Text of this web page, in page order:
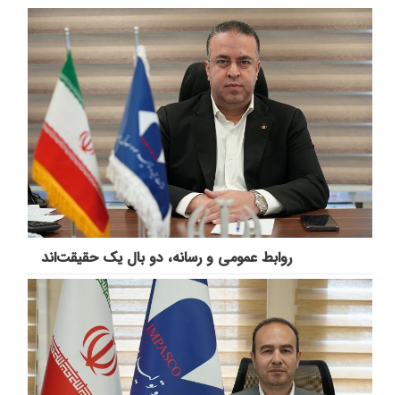
روابط عمومی و رسانه، دو بال یک حقیقت‌اند